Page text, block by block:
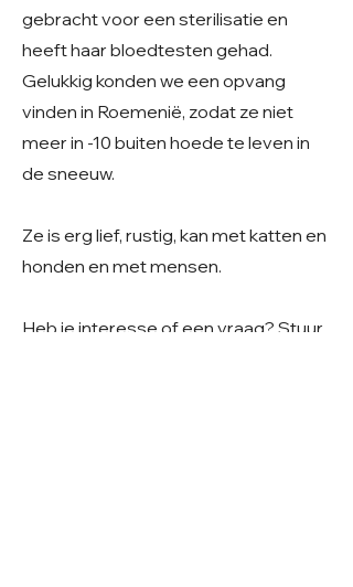
gebracht voor een sterilisatie en
heeft haar bloedtesten gehad.
Gelukkig konden we een opvang
vinden in Roemenië, zodat ze niet
meer in -10 buiten hoede te leven in
de sneeuw.
Ze is erg lief, rustig, kan met katten en
honden en met mensen.
Heb je interesse of een vraag? Stuur